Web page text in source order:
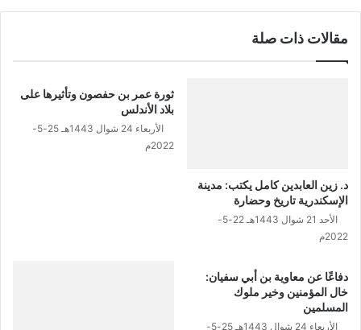
عنه-
مقالات ذات صلة
د. زين العابدين كامل يكتب: مدينة
الإسكندرية تاريخ وحضارة
الأحد 21 شوال 1443هـ 22-5-
2022م
ثورة عمر بن حفصون وتأثيرها على
بلاد الأندلس
الأربعاء 24 شوال 1443هـ 25-5-
2022م
دفاعًا عن معاوية بن أبي سفيان:
خال المؤمنين وخير ملوك
المسلمين
الأربعاء 24 شوال 1443هـ 25-5-